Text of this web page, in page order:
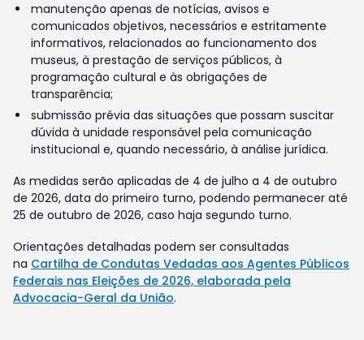
manutenção apenas de notícias, avisos e
comunicados objetivos, necessários e estritamente
informativos, relacionados ao funcionamento dos
museus, à prestação de serviços públicos, à
programação cultural e às obrigações de
transparência;
submissão prévia das situações que possam suscitar
dúvida à unidade responsável pela comunicação
institucional e, quando necessário, à análise jurídica.
As medidas serão aplicadas de 4 de julho a 4 de outubro
de 2026, data do primeiro turno, podendo permanecer até
25 de outubro de 2026, caso haja segundo turno.
Orientações detalhadas podem ser consultadas
na Cartilha de Condutas Vedadas aos Agentes Públicos
Federais nas Eleições de 2026, elaborada pela
Advocacia-Geral da União.